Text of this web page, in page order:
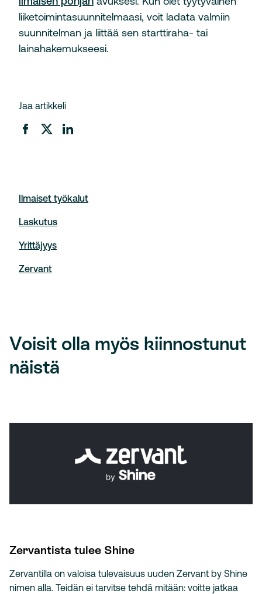
liiketoimintasuunnitelmaasi, voit ladata valmiin
suunnitelman ja liittää sen starttiraha- tai
lainahakemukseesi.
Jaa artikkeli
Ilmaiset työkalut
Laskutus
Yrittäjyys
Zervant
Voisit olla myös kiinnostunut
näistä
Zervantista tulee Shine
Zervantilla on valoisa tulevaisuus uuden Zervant by Shine
nimen alla. Teidän ei tarvitse tehdä mitään: voitte jatkaa